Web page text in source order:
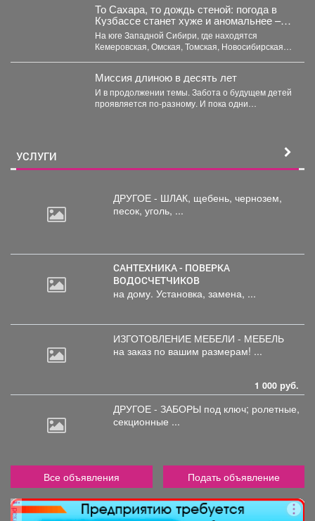
То Сахара, то дождь стеной: погода в
Кузбассе станет хуже и аномальнее –
причина
На юге Западной Сибири, где находятся
Кемеровская, Омская, Томская, Новосибирская
Миссия длиною в десять лет
И в продолжении темы. Забота о будущем детей
проявляется по-разному. И пока одни
УСЛУГИ
ДРУГОЕ - ШЛАК, щебень, чернозем,
песок, уголь, ...
САНТЕХНИКА - ПОВЕРКА
ВОДОСЧЕТЧИКОВ
на дому. Установка, замена, ...
ИЗГОТОВЛЕНИЕ МЕБЕЛИ - МЕБЕЛЬ
на заказ по вашим размерам! ...
1 000 руб.
ДРУГОЕ - ЗАБОРЫ под ключ; ролетные,
секционные ...
Все объявления Подать объявление